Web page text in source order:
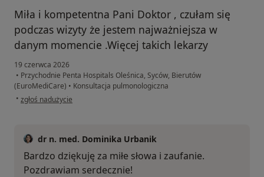
Miła i kompetentna Pani Doktor , czułam się
podczas wizyty że jestem najważniejsza w
danym momencie .Więcej takich lekarzy
19 czerwca 2026
• Przychodnie Penta Hospitals Oleśnica, Syców, Bierutów
(EuroMediCare) • Konsultacja pulmonologiczna
• w opinii użytkownika H.W
zgłoś nadużycie
dr n. med. Dominika Urbanik
Bardzo dziękuję za miłe słowa i zaufanie.
Pozdrawiam serdecznie!